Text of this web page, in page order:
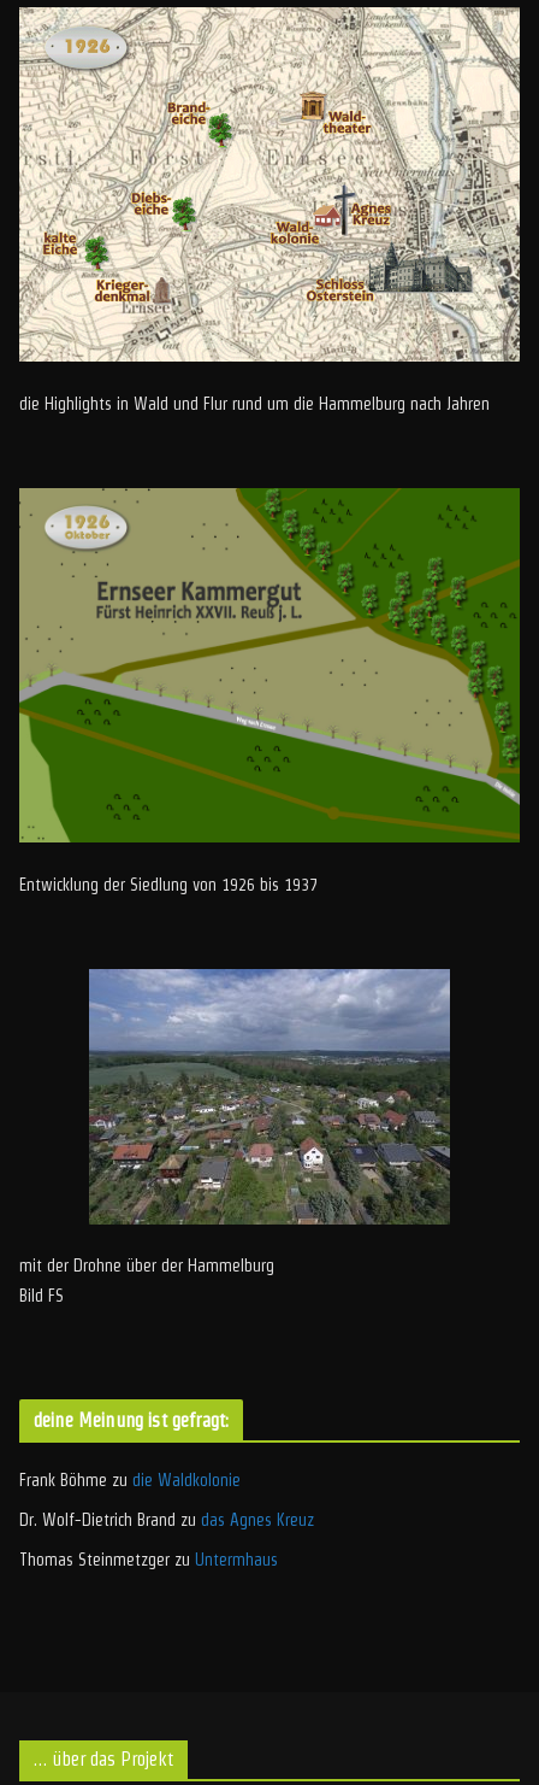
die Highlights in Wald und Flur rund um die Hammelburg nach Jahren
Entwicklung der Siedlung von 1926 bis 1937
mit der Drohne über der Hammelburg
Bild FS
deine Meinung ist gefragt:
Frank Böhme zu die Waldkolonie
Dr. Wolf-Dietrich Brand zu das Agnes Kreuz
Thomas Steinmetzger zu Untermhaus
… über das Projekt